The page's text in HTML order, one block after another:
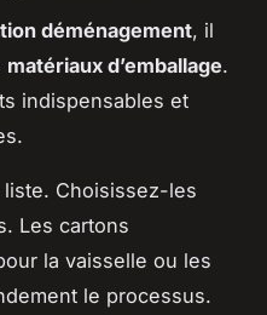
déménagement, il
matériaux d’emballage.
indispensables et
Choisissez-les
Les cartons
la vaisselle ou les
le processus.